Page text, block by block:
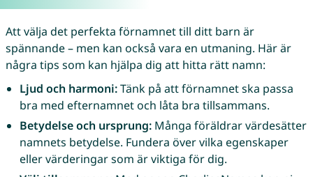
Att välja det perfekta förnamnet till ditt barn är
spännande – men kan också vara en utmaning. Här är
några tips som kan hjälpa dig att hitta rätt namn:
Ljud och harmoni:Tänk på att förnamnet ska passa
bra med efternamnet och låta bra tillsammans.
Betydelse och ursprung:Många föräldrar värdesätter
namnets betydelse. Fundera över vilka egenskaper
eller värderingar som är viktiga för dig.